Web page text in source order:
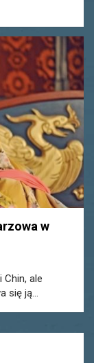
w
ale
się ją…